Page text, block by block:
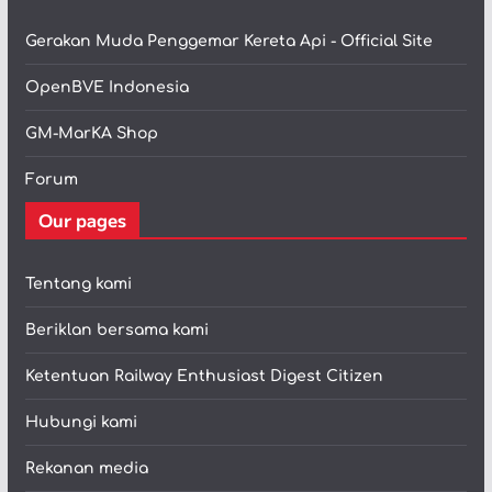
Gerakan Muda Penggemar Kereta Api - Official Site
OpenBVE Indonesia
GM-MarKA Shop
Forum
Our pages
Tentang kami
Beriklan bersama kami
Ketentuan Railway Enthusiast Digest Citizen
Hubungi kami
Rekanan media